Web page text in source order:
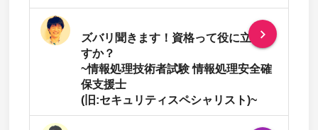
ズバリ聞きます！資格って役に立ちま
すか？
~情報処理技術者試験 情報処理安全確
保支援士
(旧:セキュリティスペシャリスト)~
navigate_next